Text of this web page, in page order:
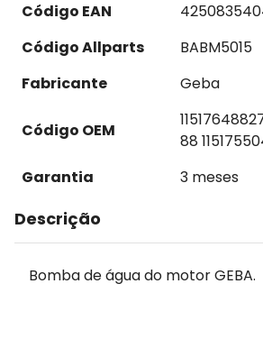
Código EAN
Código Allparts
BABM5015
Fabricante
Geba
Código OEM
88
Garantia
3 meses
Descrição
Bomba de água do motor GEBA.